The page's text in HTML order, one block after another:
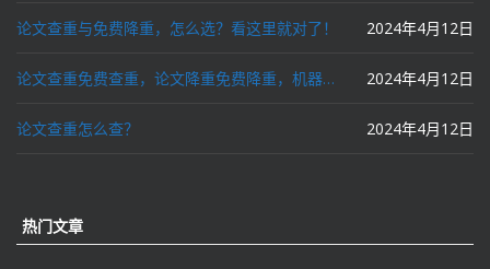
论文查重与免费降重，怎么选？看这里就对了！ 2024年4月12日
论文查重免费查重，论文降重免费降重，机器降重，人工降重，降低AIGC写作率，ai写论文，都要选论文狗和paperdog以及文思慧达！ 2024年4月12日
论文查重怎么查？ 2024年4月12日
热门文章